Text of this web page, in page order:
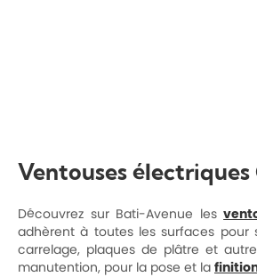
Ventouses
Découvrez sur Bati-Avenue les
adhèrent à toutes les surfaces pour
carrelage, plaques de plâtre et
manutention, pour la pose et la